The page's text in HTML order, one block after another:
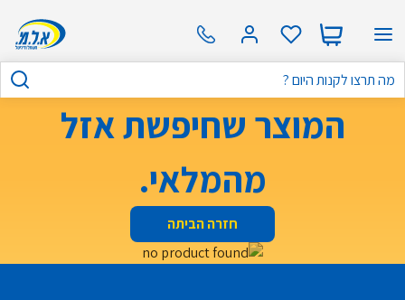
המוצר שחיפשת אזל
מהמלאי.
חזרה הביתה